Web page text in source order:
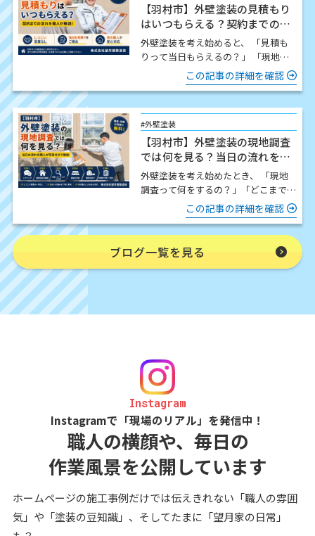
【羽村市】外壁塗装の見積もり
はいつもらえる？契約までの流
れを職人が解説
外壁塗装を考え始めると、 「見積も
りって当日もらえるの？」 「現地調
査したら契約しないといけないの？」
「どんな流れで進…
この記事の詳細を確認
#外壁塗装
【羽村市】外壁塗装の現地調査
では何を見る？当日の流れを職
人が写真付きで解説
外壁塗装を考え始めたとき、 「現地
調査って何をするの？」「どこまで細
かく見てもらえるの？」「時間はどの
くらいかかるの？」 この…
この記事の詳細を確認
ブログ一覧を見る
Instagram
Instagramで「現場のリアル」を発信中！
職人の横顔や、毎日の
作業風景を公開しています
ホームページの施工事例だけでは伝えきれない「職人の雰囲
気」や「塗装の豆知識」、そしてたまに「望月家の日常」